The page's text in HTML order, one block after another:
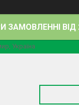
ВІД
Україна